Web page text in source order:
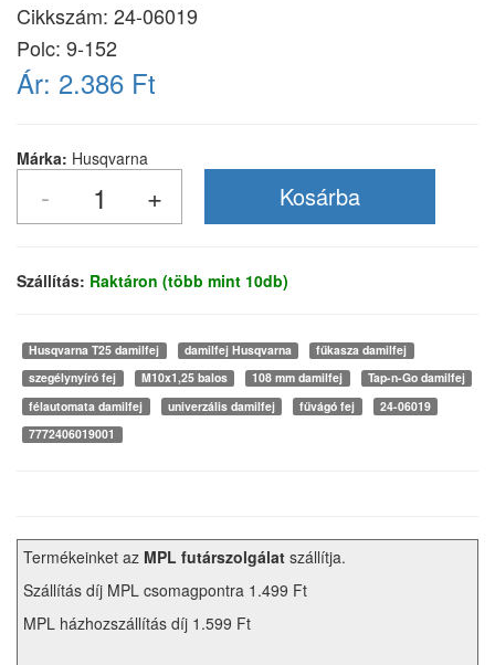
Cikkszám: 24-06019
Polc: 9-152
Ár: 2.386 Ft
Márka: Husqvarna
Szállítás: Raktáron (több mint 10db)
Husqvarna T25 damilfej damilfej Husqvarna
fűkasza damilfej
szegélynyíró fej
M10x1,25 balos 108 mm damilfej
Tap-n-Go damilfej
félautomata damilfej
univerzális damilfej fűvágó fej
24-06019
7772406019001
Termékeinket az MPL futárszolgálat szállítja.
Szállítás díj MPL csomagpontra 1.499 Ft
MPL házhozszállítás díj 1.599 Ft